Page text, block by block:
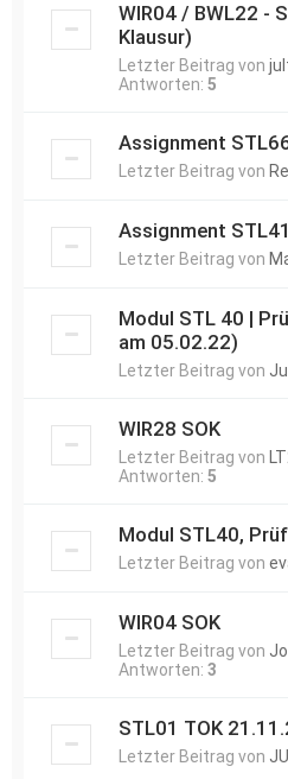
WIR04 / BWL22 -
Klausur)
Letzter Beitrag von
Antworten: 5
Assignment
Letzter Beitrag von
Assignment STL41
Letzter Beitrag von
Modul STL 40 |
am 05.02.22)
Letzter Beitrag von
WIR28 SOK
Letzter Beitrag von
Antworten: 5
Modul STL40,
Letzter Beitrag von
WIR04 SOK
Letzter Beitrag von
Antworten: 3
STL01 TOK
Letzter Beitrag von